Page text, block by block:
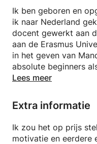
Ik ben geboren en
ik naar Nederland
docent gewerkt aan
aan de Erasmus
in het geven van
absolute beginners
je nu voorbereidt op
professionele
Mijn lessen zijn goed
voor stap zul je
Lees meer
Extra informatie
Ik zou het op prijs
motivatie en eerdere